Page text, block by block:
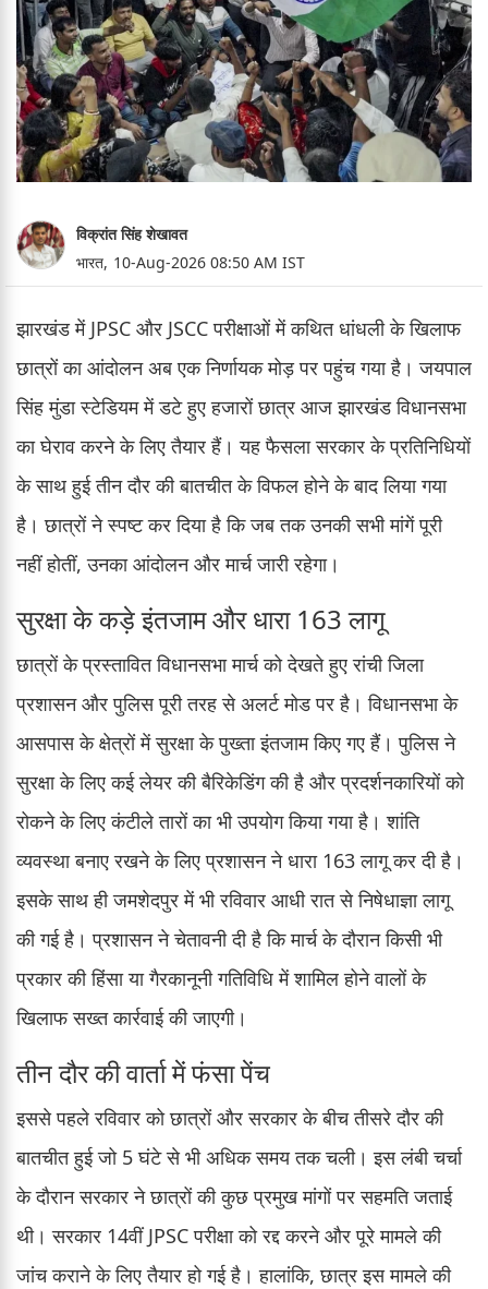
विक्रांत सिंह शेखावत
भारत, 10-Aug-2026 08:50 AM IST
झारखंड में JPSC और JSCC परीक्षाओं में कथित धांधली के खिलाफ
छात्रों का आंदोलन अब एक निर्णायक मोड़ पर पहुंच गया है। जयपाल
सिंह मुंडा स्टेडियम में डटे हुए हजारों छात्र आज झारखंड विधानसभा
का घेराव करने के लिए तैयार हैं। यह फैसला सरकार के प्रतिनिधियों
के साथ हुई तीन दौर की बातचीत के विफल होने के बाद लिया गया
है। छात्रों ने स्पष्ट कर दिया है कि जब तक उनकी सभी मांगें पूरी
नहीं होतीं, उनका आंदोलन और मार्च जारी रहेगा।
सुरक्षा के कड़े इंतजाम और धारा 163 लागू
छात्रों के प्रस्तावित विधानसभा मार्च को देखते हुए रांची जिला
प्रशासन और पुलिस पूरी तरह से अलर्ट मोड पर है। विधानसभा के
आसपास के क्षेत्रों में सुरक्षा के पुख्ता इंतजाम किए गए हैं। पुलिस ने
सुरक्षा के लिए कई लेयर की बैरिकेडिंग की है और प्रदर्शनकारियों को
रोकने के लिए कंटीले तारों का भी उपयोग किया गया है। शांति
व्यवस्था बनाए रखने के लिए प्रशासन ने धारा 163 लागू कर दी है।
इसके साथ ही जमशेदपुर में भी रविवार आधी रात से निषेधाज्ञा लागू
की गई है। प्रशासन ने चेतावनी दी है कि मार्च के दौरान किसी भी
प्रकार की हिंसा या गैरकानूनी गतिविधि में शामिल होने वालों के
खिलाफ सख्त कार्रवाई की जाएगी।
तीन दौर की वार्ता में फंसा पेंच
इससे पहले रविवार को छात्रों और सरकार के बीच तीसरे दौर की
बातचीत हुई जो 5 घंटे से भी अधिक समय तक चली। इस लंबी चर्चा
के दौरान सरकार ने छात्रों की कुछ प्रमुख मांगों पर सहमति जताई
थी। सरकार 14वीं JPSC परीक्षा को रद्द करने और पूरे मामले की
जांच कराने के लिए तैयार हो गई है। हालांकि, छात्र इस मामले की